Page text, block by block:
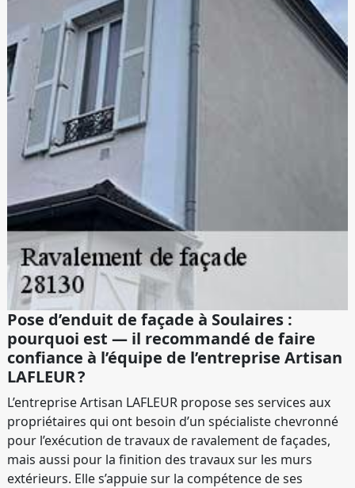
Pose d’enduit de façade à Soulaires :
pourquoi est — il recommandé de faire
confiance à l’équipe de l’entreprise Artisan
LAFLEUR ?
L’entreprise Artisan LAFLEUR propose ses services aux
propriétaires qui ont besoin d’un spécialiste chevronné
pour l’exécution de travaux de ravalement de façades,
mais aussi pour la finition des travaux sur les murs
extérieurs. Elle s’appuie sur la compétence de ses